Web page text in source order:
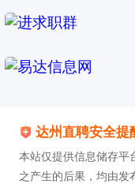
达州直聘安全提
本站仅提供信息储存平
之产生的后果，均由发